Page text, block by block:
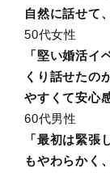
自然に話せて
50代女性
「堅い婚活イ
くり話せたの
やすくて安心
60代男性
「最初は緊張
もやわらかく